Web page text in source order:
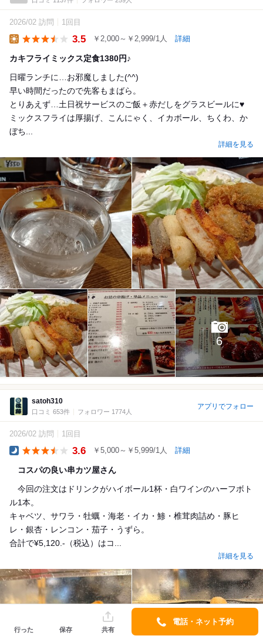
2026/02 訪問 1回目
3.5 ￥2,000～￥2,999/1人 詳細
カキフライミックス定食1380円♪
日曜ランチに…お邪魔しました(^^)
早い時間だったので先客もまばら。
とりあえず…土日祝サービスのご飯＋赤だしをグラスビールに♥
ミックスフライは厚揚げ、こんにゃく、イカボール、ちくわ、か
ぼち...
詳細を見る
6
satoh310
口コミ 653件 フォロワー 1774人
アプリでフォロー
2026/02 訪問 1回目
3.6 ￥5,000～￥5,999/1人 詳細
コスパの良い串カツ屋さん
今回の注文はドリンクがハイボール1杯・白ワインのハーフボト
ル1本。
キャベツ、サワラ・牡蠣・海老・イカ・鯵・椎茸肉詰め・豚ヒ
レ・銀杏・レンコン・茄子・うずら。
合計で¥5,120.-（税込）はコ...
詳細を見る
行った 保存 共有
電話・ネット予約